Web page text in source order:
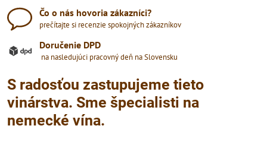
Čo o nás hovoria zákazníci?
prečítajte si recenzie spokojných zákazníkov
Doručenie DPD
na nasledujúci pracovný deň na Slovensku
S radosťou zastupujeme tieto
vinárstva. Sme špecialisti na
nemecké vína.